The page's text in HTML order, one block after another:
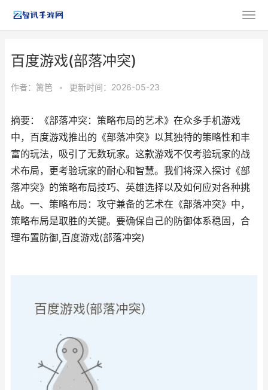
百度游戏(部落冲突)
作者： 篱笆 • 更新时间：2026-05-23
摘要：《部落冲突：策略布局的艺术》在众多手机游戏
中，百度游戏推出的《部落冲突》以其独特的策略性和丰
富的玩法，吸引了无数玩家。这款游戏不仅考验玩家的战
术布局，更考验玩家的耐心和智慧。我们将深入探讨《部
落冲突》的策略布局技巧、英雄选择以及如何应对各种挑
战。一、策略布局：攻守兼备的艺术在《部落冲突》中，
策略布局是取胜的关键。要确保自己的防御体系稳固，合
理布置防御,百度游戏(部落冲突)